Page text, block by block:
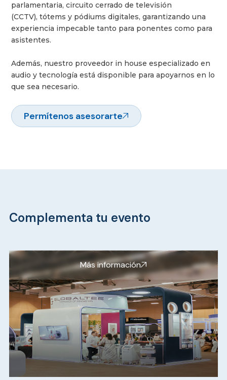
parlamentaria, circuito cerrado de televisión
(CCTV), tótems y pódiums digitales, garantizando una
experiencia impecable tanto para ponentes como para
asistentes.
Además, nuestro proveedor in house especializado en
audio y tecnología está disponible para apoyarnos en lo
que sea necesario.
Permítenos asesorarte
Complementa tu evento
Más información